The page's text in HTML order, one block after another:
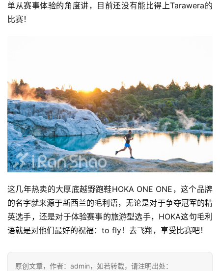
单从赛事体验的角度讲，目前还没有能比得上Tarawera的
比赛！
这几年热卖的大厚底越野跑鞋HOKA ONE ONE，这个品牌
的名字就来源于新西兰的毛利语，无论是对于争夺冠军的精
英选手，还是对于体验赛事的旅游型选手，HOKA这句毛利
语就是对他们最好的祝福：to fly！去飞翔，享受比赛吧！
原创文章，作者：admin，如若转载，请注明出处：